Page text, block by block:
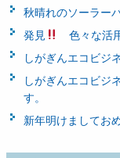
秋晴れのソーラー
発見
色々な活
しがぎんエコビ
しがぎんエコビジ
す。
新年明けましてお